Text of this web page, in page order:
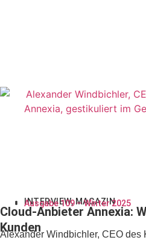
INTERVIEW,MAGAZIN
Ausgabe 109 – Winter 2025
Cloud-Anbieter Annexia:
Kunden
Alexander Windbichler, CEO des